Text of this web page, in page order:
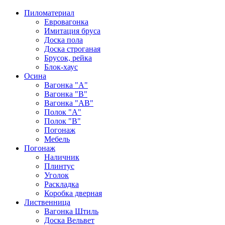
Пиломатериал
Евровагонка
Имитация бруса
Доска пола
Доска строганая
Брусок, рейка
Блок-хаус
Осина
Вагонка "А"
Вагонка "B"
Вагонка "АB"
Полок "А"
Полок "B"
Погонаж
Мебель
Погонаж
Наличник
Плинтус
Уголок
Раскладка
Коробка дверная
Лиственница
Вагонка Штиль
Доска Вельвет